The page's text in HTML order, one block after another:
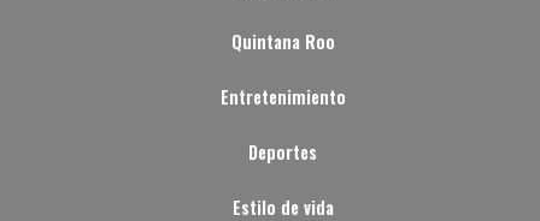
Quintana Roo
Entretenimiento
Deportes
Estilo de vida